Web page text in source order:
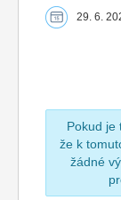
29. 6.
Pokud je
že k
žádné